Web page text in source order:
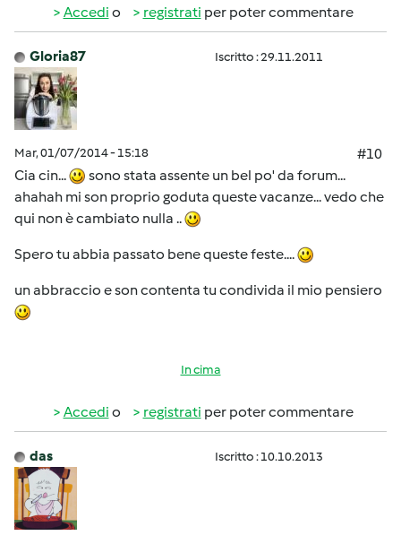
Accedi o registrati per poter commentare
Gloria87 Iscritto : 29.11.2011
Mar, 01/07/2014 - 15:18
#10
Cia cin...
sono stata assente un bel po' da forum...
ahahah mi son proprio goduta queste vacanze... vedo che
qui non è cambiato nulla ..
Spero tu abbia passato bene queste feste....
un abbraccio e son contenta tu condivida il mio pensiero
In cima
Accedi o registrati per poter commentare
das Iscritto : 10.10.2013